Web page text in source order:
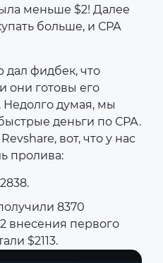
меньше $2! Далее
больше, и СРА
дал фидбек, что
они готовы его
Недолго думая, мы
деньги по СРА.
вот, что у нас
пролива:
8370
внесения первого
$2113.